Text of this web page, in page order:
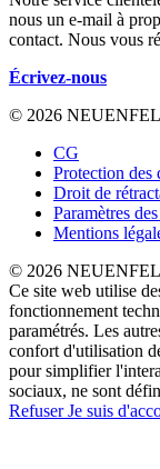
nous un e-mail à
contact. Nous vous
Écrivez-nous
© 2026
CG
Protection des
Droit de
Paramètres
Mentions
© 2026
Ce site web utilise
fonctionnement
paramétrés. Les
confort d'utilisation
pour simplifier
sociaux, ne sont
RefuserJe suis